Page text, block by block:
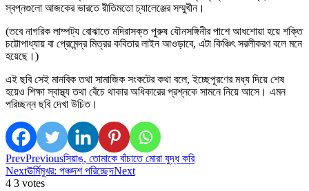
স্বপ্নগুলো আজকের ভারতে রীতিমতো চ্যালেঞ্জের সম্মুখীন।
(তবে নাগরিক লাম্পট্য বোঝাতে মদিরাসক্ত পুরুষ যৌনসঙ্গিনীর পাশে আধশোয়া হয়ে শক্তি
চট্টোপাধ্যায় বা প্রেমেন্দ্র মিত্রর কবিতার লাইন আওড়াবে, এটা কিঞ্চিৎ সরলীকরণ বলে মনে
হয়েছে।)
এই ছবি সেই মানবিক তথা সামাজিক সংকটের কথা বলে, ইচ্ছেপূরণের মধ্য দিয়ে শেষ
হয়েও শিক্ষা স্বাস্থ্য তথা বেঁচে থাকার অধিকারের প্রশ্নকে সামনে নিয়ে আসে। এমন
পরিচ্ছন্ন ছবি দেখা উচিত।
PrevPreviousসিয়াঙ্, তোমাকে বাঁচাতে মোরা যুদ্ধ করি
Nextঊর্মিমুখর: পঞ্চদশ পরিচ্ছেদNext
4 3 votes